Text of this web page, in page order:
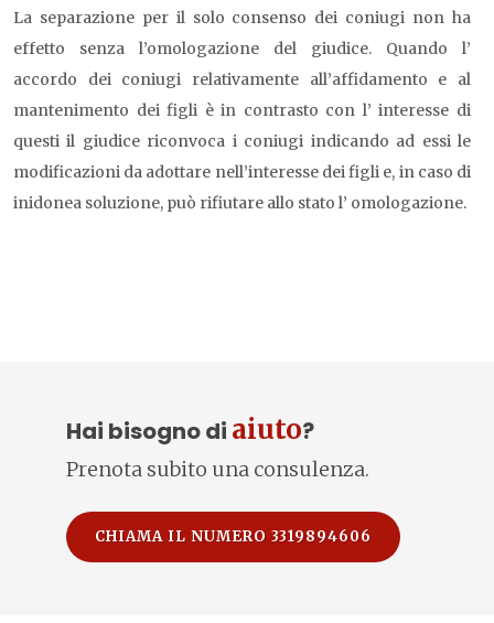
La separazione per il solo consenso dei coniugi non ha
effetto senza l’omologazione del giudice. Quando l’
accordo dei coniugi relativamente all’affidamento e al
mantenimento dei figli è in contrasto con l’ interesse di
questi il giudice riconvoca i coniugi indicando ad essi le
modificazioni da adottare nell’interesse dei figli e, in caso di
inidonea soluzione, può rifiutare allo stato l’ omologazione.
Hai bisogno di aiuto?
Prenota subito una consulenza.
CHIAMA IL NUMERO 3319894606